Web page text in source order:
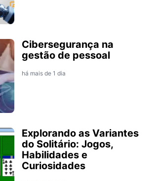
Cibersegurança na
gestão de pessoal
há mais de 1 dia
Explorando as Variantes
do Solitário: Jogos,
Habilidades e
Curiosidades